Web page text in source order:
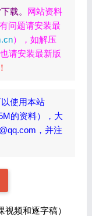
载。 网站资料
问题请安装最
），如解压
请安装最新版
使用本站
的资料），大
，并注
频和逐字稿）